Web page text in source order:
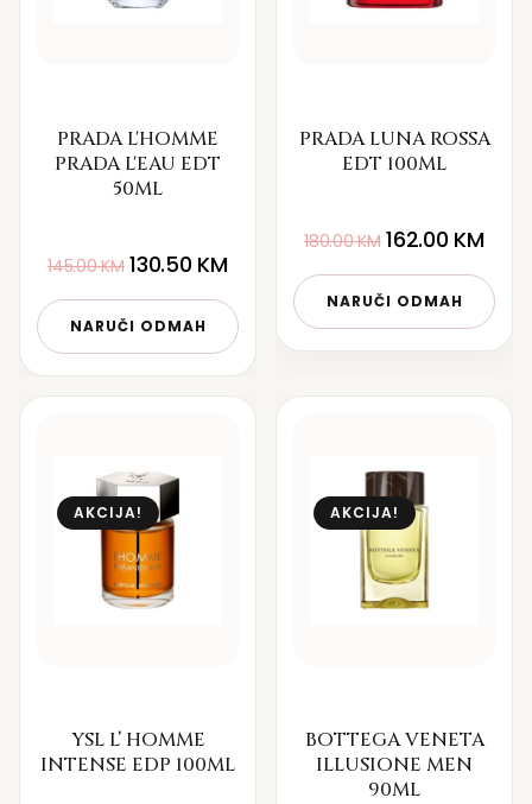
PRADA L'HOMME
PRADA L'EAU EDT
50ML
145.00KM 130.50 KM
NARUČI ODMAH
PRADA LUNA ROSSA
EDT 100ML
180.00KM 162.00 KM
NARUČI ODMAH
AKCIJA!
YSL L’ HOMME
INTENSE EDP 100ML
AKCIJA!
BOTTEGA VENETA
ILLUSIONE MEN
90ML